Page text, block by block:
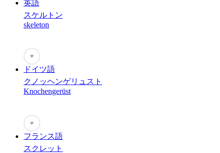
英語
スケルトン
skeleton
♥
ドイツ語
クノッヘンゲリュスト
Knochengerüst
♥
フランス語
スクレット